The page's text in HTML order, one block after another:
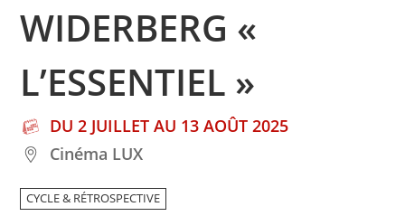
WIDERBERG «
L’ESSENTIEL »
DU 2 JUILLET AU 13 AOÛT 2025
Cinéma LUX
CYCLE & RÉTROSPECTIVE